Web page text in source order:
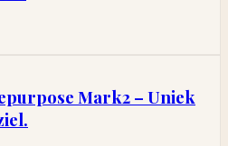
Mark2 – Uniek